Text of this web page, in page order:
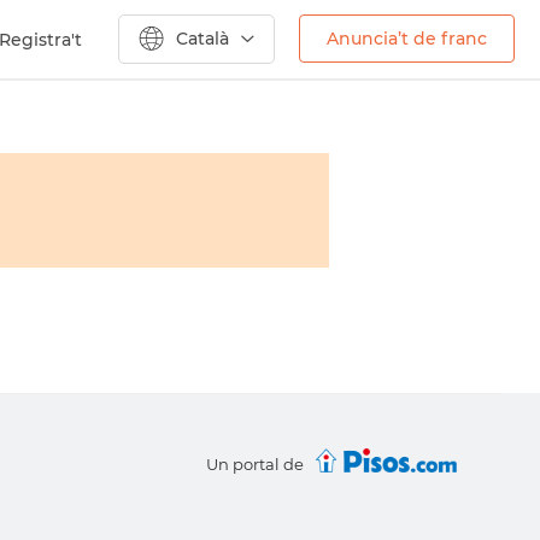
Registra't Català Anuncia’t de franc
Un portal de